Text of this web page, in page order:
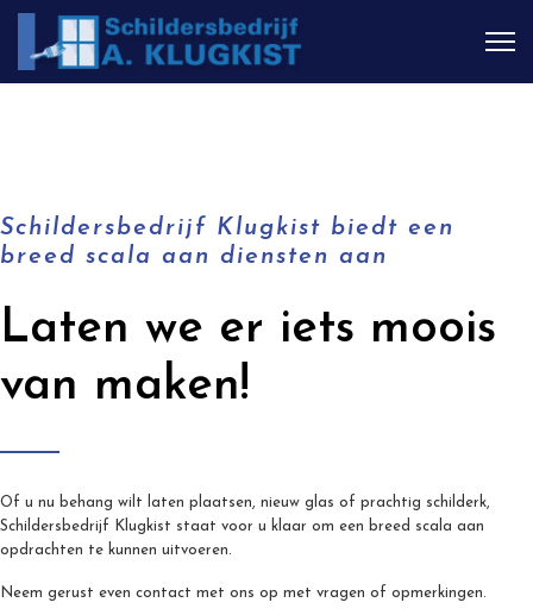
Schildersbedrijf Klugkist biedt een
breed scala aan diensten aan
Laten we er iets moois
van maken!
Of u nu behang wilt laten plaatsen, nieuw glas of prachtig schilderk,
Schildersbedrijf Klugkist staat voor u klaar om een breed scala aan
opdrachten te kunnen uitvoeren.
Neem gerust even contact met ons op met vragen of opmerkingen.